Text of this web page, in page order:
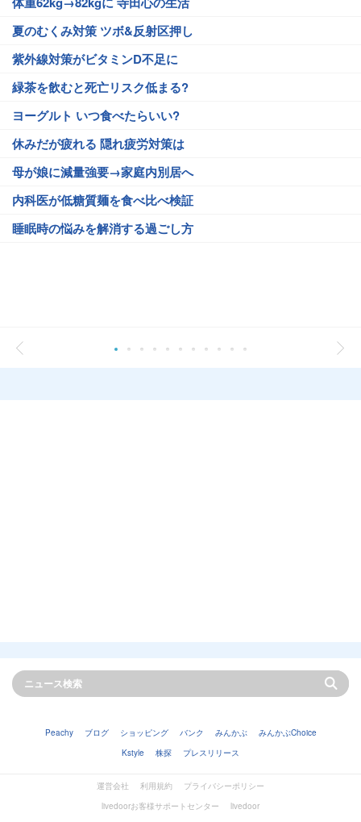
夏のむくみ対策 ツボ&反射区押し
紫外線対策がビタミンD不足に
緑茶を飲むと死亡リスク低まる?
ヨーグルト いつ食べたらいい?
休みだが疲れる 隠れ疲労対策は
母が娘に減量強要→家庭内別居へ
内科医が低糖質麺を食べ比べ検証
睡眠時の悩みを解消する過ごし方
Peachy ブログ ショッピング バンク みんかぶ
みんかぶChoice
Kstyle
株探 プレスリリース
運営会社 利用規約
プライバシーポリシー
livedoorお客様サポートセンター
livedoor